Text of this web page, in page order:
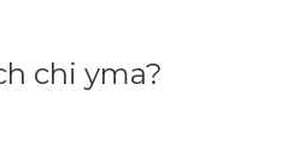
chi yma?